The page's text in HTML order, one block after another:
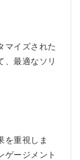
マイズされた
、最適なソリ
を重視しま
ゲージメント